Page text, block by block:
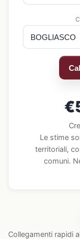
Le stime
territoriali,
comuni.
Collegamenti rapidi